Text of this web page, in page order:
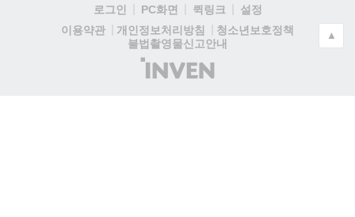
로그인 PC화면 퀵링크
설정
이용약관
개인정보처리방침
청소년보호정책
불법촬영물신고안내
(주)
인
▲